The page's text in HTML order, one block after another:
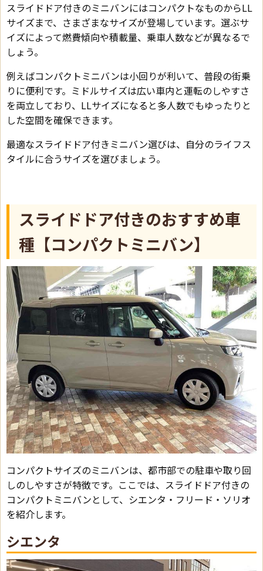
スライドドア付きのミニバンにはコンパクトなものからLL
サイズまで、さまざまなサイズが登場しています。選ぶサ
イズによって燃費傾向や積載量、乗車人数などが異なるで
しょう。
例えばコンパクトミニバンは小回りが利いて、普段の街乗
りに便利です。ミドルサイズは広い車内と運転のしやすさ
を両立しており、LLサイズになると多人数でもゆったりと
した空間を確保できます。
最適なスライドドア付きミニバン選びは、自分のライフス
タイルに合うサイズを選びましょう。
スライドドア付きのおすすめ車
種【コンパクトミニバン】
コンパクトサイズのミニバンは、都市部での駐車や取り回
しのしやすさが特徴です。ここでは、スライドドア付きの
コンパクトミニバンとして、シエンタ・フリード・ソリオ
を紹介します。
シエンタ